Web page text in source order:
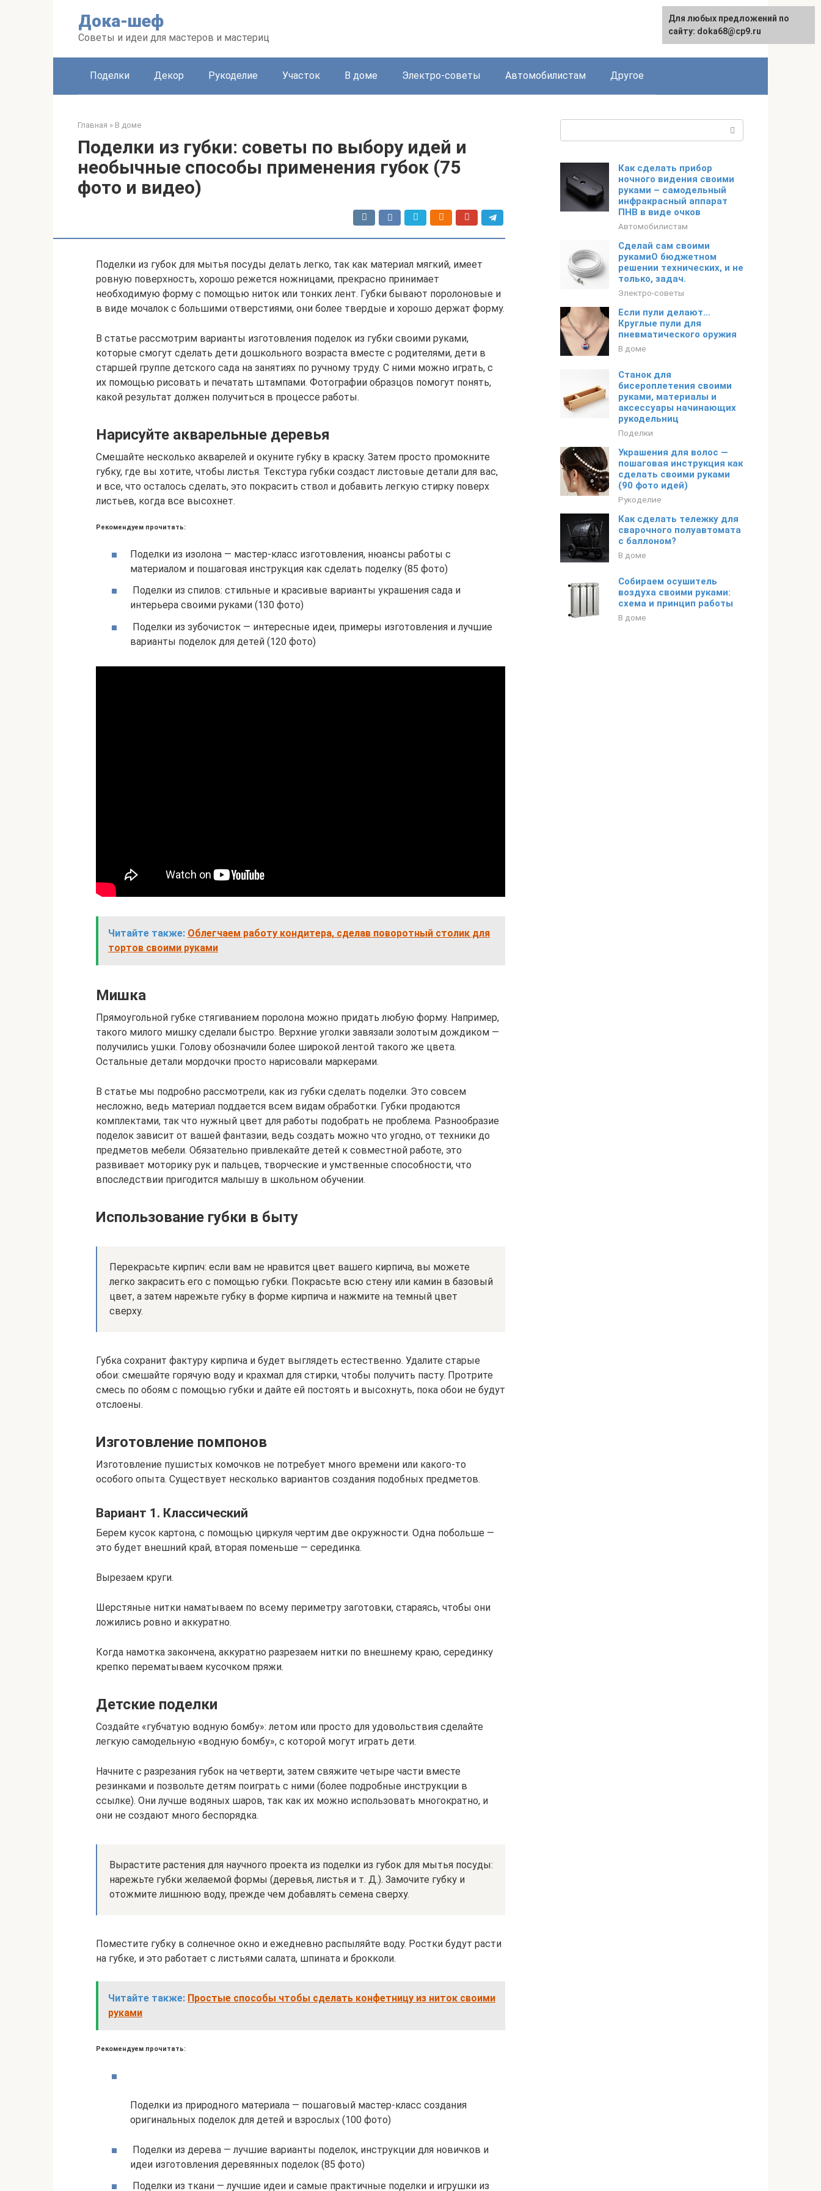
Дока-шеф
Советы и идеи для мастеров и мастериц
English
Поделки Декор Рукоделие Участок В доме Электро-советы Автомобилистам Другое
Главная » В доме
Поделки из губки: советы по выбору идей и
необычные способы применения губок (75
фото и видео)
Поделки из губок для мытья посуды делать легко, так как материал мягкий, имеет
ровную поверхность, хорошо режется ножницами, прекрасно принимает
необходимую форму с помощью ниток или тонких лент. Губки бывают поролоновые и
в виде мочалок с большими отверстиями, они более твердые и хорошо держат форму.
В статье рассмотрим варианты изготовления поделок из губки своими руками,
которые смогут сделать дети дошкольного возраста вместе с родителями, дети в
старшей группе детского сада на занятиях по ручному труду. С ними можно играть, с
их помощью рисовать и печатать штампами. Фотографии образцов помогут понять,
какой результат должен получиться в процессе работы.
Нарисуйте акварельные деревья
Смешайте несколько акварелей и окуните губку в краску. Затем просто промокните
губку, где вы хотите, чтобы листья. Текстура губки создаст листовые детали для вас,
и все, что осталось сделать, это покрасить ствол и добавить легкую стирку поверх
листьев, когда все высохнет.
Рекомендуем прочитать:
Поделки из изолона — мастер-класс изготовления, нюансы работы с
материалом и пошаговая инструкция как сделать поделку (85 фото)
Поделки из спилов: стильные и красивые варианты украшения сада и
интерьера своими руками (130 фото)
Поделки из зубочисток — интересные идеи, примеры изготовления и лучшие
варианты поделок для детей (120 фото)
Читайте также: Облегчаем работу кондитера, сделав поворотный столик для
тортов своими руками
Мишка
Прямоугольной губке стягиванием поролона можно придать любую форму. Например,
такого милого мишку сделали быстро. Верхние уголки завязали золотым дождиком —
получились ушки. Голову обозначили более широкой лентой такого же цвета.
Остальные детали мордочки просто нарисовали маркерами.
В статье мы подробно рассмотрели, как из губки сделать поделки. Это совсем
несложно, ведь материал поддается всем видам обработки. Губки продаются
комплектами, так что нужный цвет для работы подобрать не проблема. Разнообразие
поделок зависит от вашей фантазии, ведь создать можно что угодно, от техники до
предметов мебели. Обязательно привлекайте детей к совместной работе, это
развивает моторику рук и пальцев, творческие и умственные способности, что
впоследствии пригодится малышу в школьном обучении.
Использование губки в быту
Перекрасьте кирпич: если вам не нравится цвет вашего кирпича, вы можете
легко закрасить его с помощью губки. Покрасьте всю стену или камин в базовый
цвет, а затем нарежьте губку в форме кирпича и нажмите на темный цвет
сверху.
Губка сохранит фактуру кирпича и будет выглядеть естественно. Удалите старые
обои: смешайте горячую воду и крахмал для стирки, чтобы получить пасту. Протрите
смесь по обоям с помощью губки и дайте ей постоять и высохнуть, пока обои не будут
отслоены.
Изготовление помпонов
Изготовление пушистых комочков не потребует много времени или какого-то
особого опыта. Существует несколько вариантов создания подобных предметов.
Вариант 1. Классический
Берем кусок картона, с помощью циркуля чертим две окружности. Одна побольше —
это будет внешний край, вторая поменьше — серединка.
Вырезаем круги.
Шерстяные нитки наматываем по всему периметру заготовки, стараясь, чтобы они
ложились ровно и аккуратно.
Когда намотка закончена, аккуратно разрезаем нитки по внешнему краю, серединку
крепко перематываем кусочком пряжи.
Детские поделки
Создайте «губчатую водную бомбу»: летом или просто для удовольствия сделайте
легкую самодельную «водную бомбу», с которой могут играть дети.
Начните с разрезания губок на четверти, затем свяжите четыре части вместе
резинками и позвольте детям поиграть с ними (более подробные инструкции в
ссылке). Они лучше водяных шаров, так как их можно использовать многократно, и
они не создают много беспорядка.
Вырастите растения для научного проекта из поделки из губок для мытья посуды:
нарежьте губки желаемой формы (деревья, листья и т. Д.). Замочите губку и
отожмите лишнюю воду, прежде чем добавлять семена сверху.
Поместите губку в солнечное окно и ежедневно распыляйте воду. Ростки будут расти
на губке, и это работает с листьями салата, шпината и брокколи.
Читайте также: Простые способы чтобы сделать конфетницу из ниток своими
руками
Рекомендуем прочитать:
Поделки из природного материала — пошаговый мастер-класс создания
оригинальных поделок для детей и взрослых (100 фото)
Поделки из дерева — лучшие варианты поделок, инструкции для новичков и
идеи изготовления деревянных поделок (85 фото)
Поделки из ткани — лучшие идеи и самые практичные поделки и игрушки из
Как сделать прибор
ночного видения своими
руками – самодельный
инфракрасный аппарат
ПНВ в виде очков
Автомобилистам
Сделай сам своими
рукамиО бюджетном
решении технических, и не
только, задач.
Электро-советы
Если пули делают…
Круглые пули для
пневматического оружия
В доме
Станок для
бисероплетения своими
руками, материалы и
аксессуары начинающих
рукодельниц
Поделки
Украшения для волос —
пошаговая инструкция как
сделать своими руками
(90 фото идей)
Рукоделие
Как сделать тележку для
сварочного полуавтомата
с баллоном?
В доме
Собираем осушитель
воздуха своими руками:
схема и принцип работы
В доме
Для любых предложений по
сайту: doka68@cp9.ru